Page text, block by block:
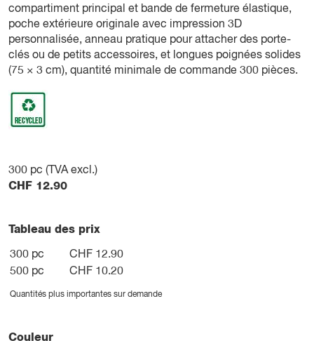
compartiment principal et bande de fermeture élastique,
poche extérieure originale avec impression 3D
personnalisée, anneau pratique pour attacher des porte-
clés ou de petits accessoires, et longues poignées solides
(75 × 3 cm), quantité minimale de commande 300 pièces.
300 pc (TVA excl.)
CHF 12.90
Tableau des prix
300 pc
CHF 12.90
500 pc
CHF 10.20
Quantités plus importantes sur demande
Couleur